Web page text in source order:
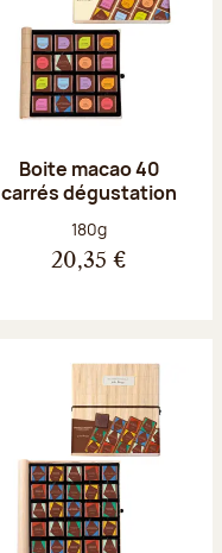
Boite macao 40
carrés dégustation
Poids net :
180g
20,35 €